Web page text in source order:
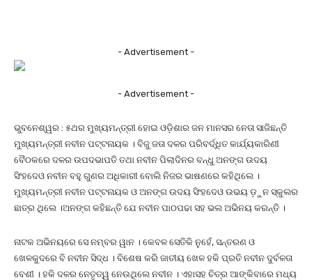
- Advertisement -
- Advertisement -
ଭୁବନେଶ୍ୱର : ୫ଥର ମୁଖ୍ୟମନ୍ତ୍ରୀ ହୋଇ ଓଡ଼ିଶାର ଜନ ମାନସର ନେତା ସାଜିଛନ୍ତି
ମୁଖ୍ୟମନ୍ତ୍ରୀ ନବୀନ ପଟ୍ଟନାୟକ । ବିଜୁ ଜତା ଦଳର ପରିବର୍ଦ୍ଧିତ କାର୍ଯ୍ୟକାରିଣୀ
ବୈଠକରେ ଦଳର ଉପଦଭାପତି ତଥା ନବୀନ ପିଲାଦିନର ବନ୍ଧୁ ଅନଙ୍ଗ ଉଦୟ
ସିଂହଦେଓ ନବୀନ ବହୁ ଗୁଣର ଅଧିକାରୀ ବୋଲି ନିଜର ଭାଷଣରେ କହିଥିଲେ ।
ମୁଖ୍ୟମନ୍ତ୍ରୀ ନବୀନ ପଟ୍ଟନାୟକ ଓ ଅନଙ୍ଗ ଉଦୟ ସିଂହଦେଓ ଉଭୟ ଡ଼ୁନ ସ୍କୁଲର
ଛାତ୍ର ଥିଲେ ।ଅନଙ୍ଗ କହିଛନ୍ତି ଯେ ନବୀନ ପାଠପଢା ସହ ଭଲ ଅଭିନୟ କରନ୍ତି ।
ନାଟକ ଅଭିନୟରେ ସେ ନମ୍ବର ୱାନ । କେବଳ ସେତିକି ନୁହେଁ, ସନ୍ତରଣ ଓ
ଖେଳକୁଦରେ ବି ନବୀନ ସିଦ୍ଧ । ବିଶେଷ କରି ଜାତୀୟ ଖେଳ ହକି ପ୍ରତି ନବୀନ ଦୁର୍ବଳତା
ବେଶୀ । ହକି ଦଳର ନେତୃତ୍ୱ ନେଉଥିଲେ ନବୀନ । ଏହାସହ ଚିତ୍ର ଆଙ୍କିବାରେ ମଧ୍ୟ